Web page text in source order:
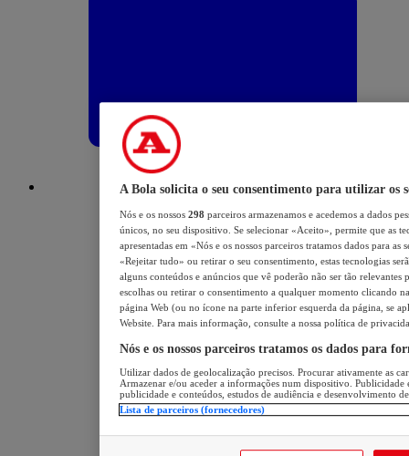
A Bola solicita o seu consentimento para utilizar os
Nós e os nossos 298 parceiros armazenamos e acedemos a dados
únicos, no seu dispositivo. Se selecionar «Aceito», permite que as
apresentadas em «Nós e os nossos parceiros tratamos dados para
«Rejeitar tudo» ou retirar o seu consentimento, estas tecnologias
alguns conteúdos e anúncios que vê poderão não ser tão relevantes
escolhas ou retirar o consentimento a qualquer momento clicando
página Web (ou no ícone na parte inferior esquerda da página, se
Website. Para mais informação, consulte a nossa política de
Nós e os nossos parceiros tratamos os dados para
Utilizar dados de geolocalização precisos. Procurar ativamente as
Armazenar e/ou aceder a informações num dispositivo. Publicidade
publicidade e conteúdos, estudos de audiência e desenvolvimento
Lista de parceiros (fornecedores)